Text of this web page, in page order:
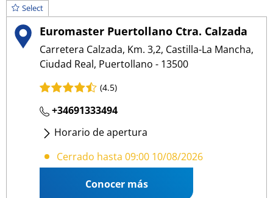
Select
Euromaster Puertollano Ctra. Calzada
Carretera Calzada, Km. 3,2, Castilla-La Mancha,
Ciudad Real, Puertollano - 13500
(4.5)
+34691333494
Horario de apertura
Lunes- Viernes: 09:00 14:00/16:00 19:00
Cerrado hasta 09:00 10/08/2026
Conocer más